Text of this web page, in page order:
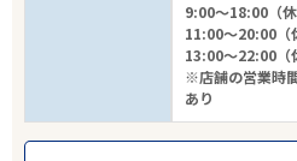
9:00～18:00（休
11:00～20:00（
13:00～22:00（
※店舗の営業時
あり